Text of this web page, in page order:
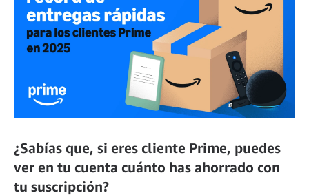
¿Sabías que, si eres cliente Prime, puedes
ver en tu cuenta cuánto has ahorrado con
tu suscripción?